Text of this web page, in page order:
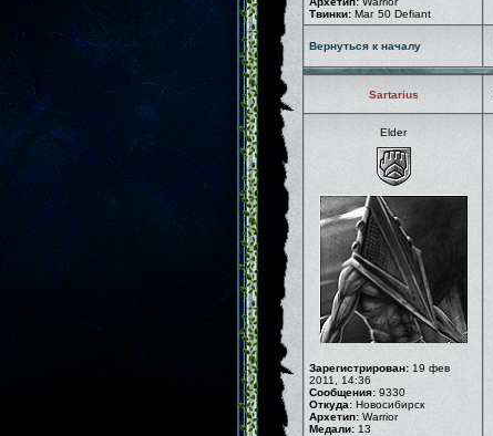
Твинки: Маг 50 Defiant
Вернуться к началу
Sartarius
Elder
Зарегистрирован: 19 фев
2011, 14:36
Сообщения: 9330
Откуда: Новосибирск
Архетип: Warrior
Медали: 13